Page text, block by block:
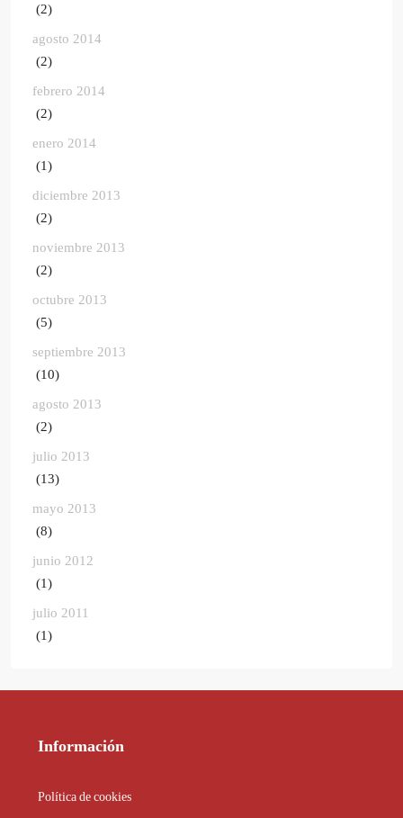
(2)
agosto 2014
(2)
febrero 2014
(2)
enero 2014
(1)
diciembre 2013
(2)
noviembre 2013
(2)
octubre 2013
(5)
septiembre 2013
(10)
agosto 2013
(2)
julio 2013
(13)
mayo 2013
(8)
junio 2012
(1)
julio 2011
(1)
Información
Política de cookies